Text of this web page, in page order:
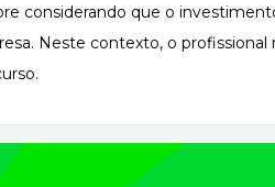
considerando que o
Neste contexto, o